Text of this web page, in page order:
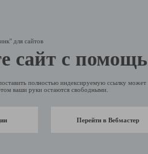
для сайтов
сайт с
полностью индексируемую ссылку
ваши руки остаются свободными.
Перейти в Вебмастер